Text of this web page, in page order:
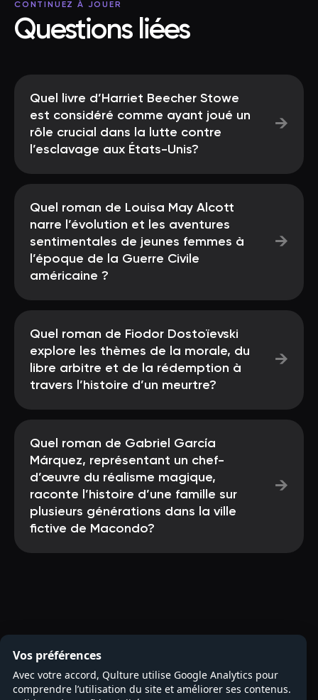
CONTINUEZ À JOUER
Questions liées
Quel livre d’Harriet Beecher Stowe
est considéré comme ayant joué un
rôle crucial dans la lutte contre
l’esclavage aux États-Unis?
→
Quel roman de Louisa May Alcott
narre l’évolution et les aventures
sentimentales de jeunes femmes à
l’époque de la Guerre Civile
américaine ?
→
Quel roman de Fiodor Dostoïevski
explore les thèmes de la morale, du
libre arbitre et de la rédemption à
travers l’histoire d’un meurtre?
→
Quel roman de Gabriel García
Márquez, représentant un chef-
d’œuvre du réalisme magique,
raconte l’histoire d’une famille sur
plusieurs générations dans la ville
fictive de Macondo?
→
Vos préférences
Avec votre accord, Qulture utilise Google Analytics pour
comprendre l’utilisation du site et améliorer ses contenus.